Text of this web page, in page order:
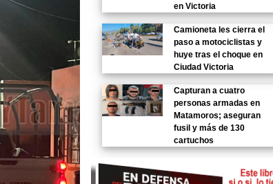
en Victoria
Camioneta les cierra el
paso a motociclistas y
huye tras el choque en
Ciudad Victoria
Capturan a cuatro
personas armadas en
Matamoros; aseguran
fusil y más de 130
cartuchos